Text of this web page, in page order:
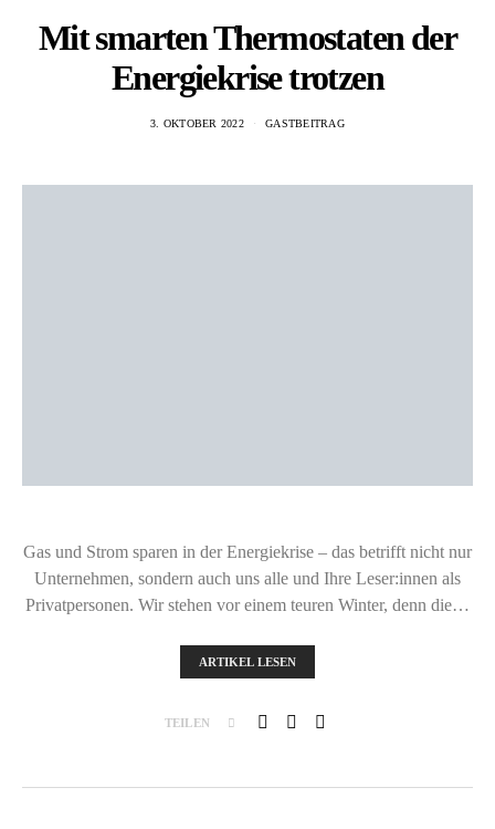
Mit smarten Thermostaten der
Energiekrise trotzen
3. OKTOBER 2022 GASTBEITRAG
Gas und Strom sparen in der Energiekrise – das betrifft nicht nur
Unternehmen, sondern auch uns alle und Ihre Leser:innen als
Privatpersonen. Wir stehen vor einem teuren Winter, denn die…
ARTIKEL LESEN
TEILEN